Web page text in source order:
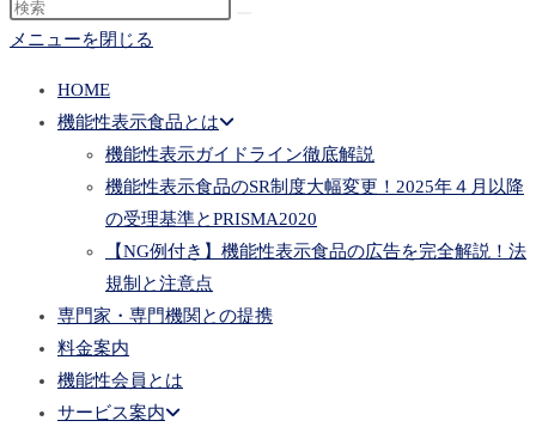
メニューを閉じる
HOME
機能性表示食品とは
機能性表示ガイドライン徹底解説
機能性表示食品のSR制度大幅変更！2025年４月以降
の受理基準とPRISMA2020
【NG例付き】機能性表示食品の広告を完全解説！法
規制と注意点
専門家・専門機関との提携
料金案内
機能性会員とは
サービス案内